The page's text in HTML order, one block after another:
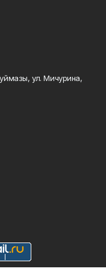
ул. Мичурина,